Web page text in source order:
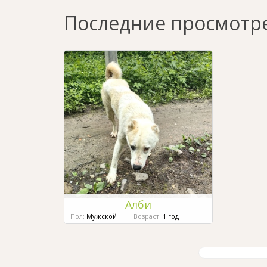
Последние
Алби
Пол: Мужской Возраст: 1 год